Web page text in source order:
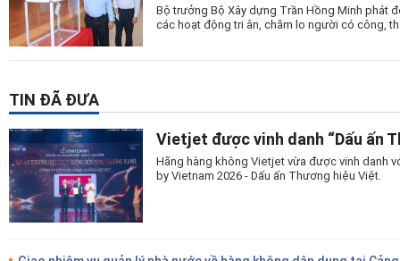
Bộ trưởng Bộ Xây dựng Trần Hồng Minh phát
các hoạt động tri ân, chăm lo người có công,
TIN ĐÃ ĐƯA
Vietjet được vinh danh “Dấu ấn
Hãng hàng không Vietjet vừa được vinh danh
by Vietnam 2026 - Dấu ấn Thương hiệu Việt.